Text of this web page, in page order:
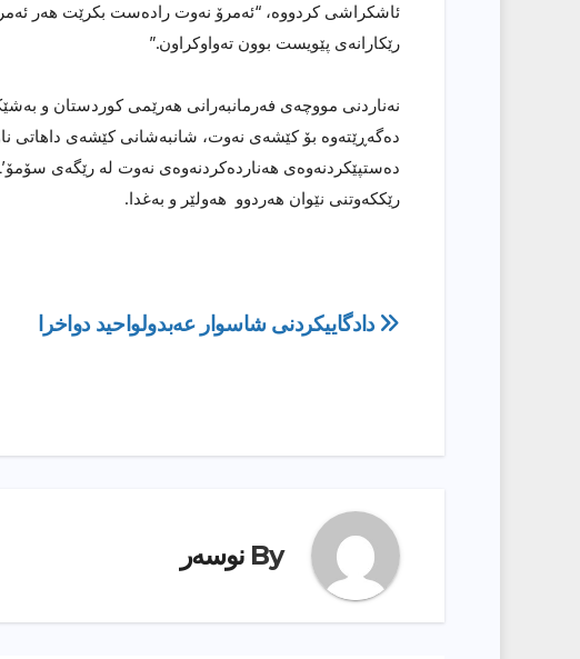
ئاشکراشی کردووە، “ئەمرۆ نەوت رادەست بکرێت هەر
رێکارانەی پێویست بوون تەواوکراون.”
نەناردنی مووچەی فەرمانبەرانی هەرێمی کوردستان و
دەگەڕێتەوە بۆ کێشەی نەوت، شانبەشانی کێشەی داهاتی
دەستپێکردنەوەی هەناردەکردنەوەی نەوت لە رێگەی
رێککەوتنی نێوان هەردوو هەولێر و بەغدا.
ڕێدۆزیی
دادگاییکردنی شاسوار عەبدولواحید دواخرا
By نوسەر